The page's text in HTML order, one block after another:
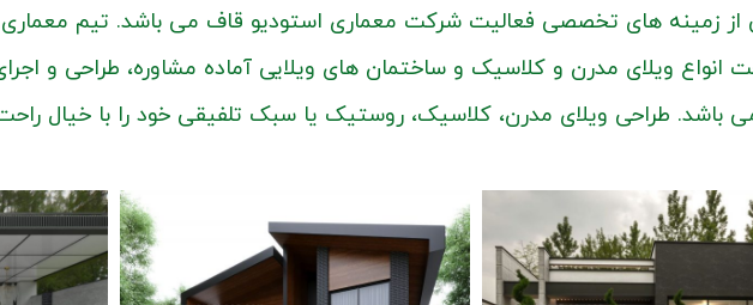
از زمینه های تخصصی فعالیت شرکت معماری استودیو قاف می باشد. تیم
انواع ویلای مدرن و کلاسیک و ساختمان های ویلایی آماده مشاوره، طراحی و اجرای
باشد. طراحی ویلای مدرن، کلاسیک، روستیک یا سبک تلفیقی خود را با خیال